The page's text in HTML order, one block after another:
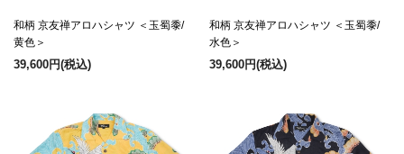
和柄 京友禅アロハシャツ ＜玉蜀黍/
黄色＞
39,600円(税込)
和柄 京友禅アロハシャツ ＜玉蜀黍/
水色＞
39,600円(税込)